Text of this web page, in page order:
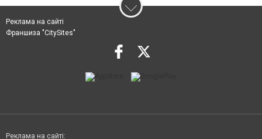
Реклама на сайті
Франшиза "CitySites"
Реклама на сайті: